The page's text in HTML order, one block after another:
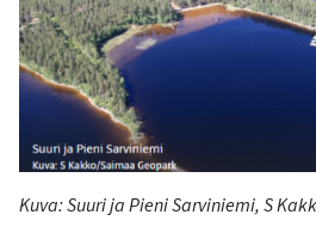
kosketus-
ja
pyyhkäisyliikkeitä.
Kuva: Suuri ja Pieni Sarviniemi, S